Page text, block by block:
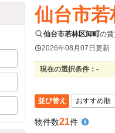
仙台市
仙台市若林区卸町の賃
2026年08月07日更新
現在の選択条件： -
並び替え
物件数21件